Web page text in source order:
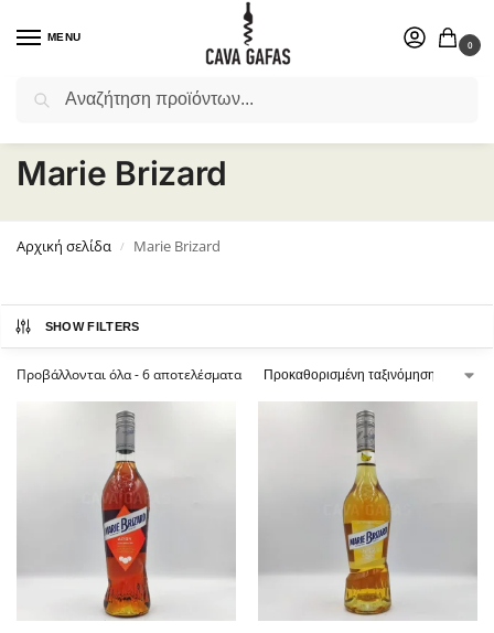
MENU
0
Επιλέξτε ένα δώρο για το αγαπημένο σας πρόσωπο.
Marie Brizard
Αρχική σελίδα / Marie Brizard
SHOW FILTERS
Προβάλλονται όλα - 6 αποτελέσματα